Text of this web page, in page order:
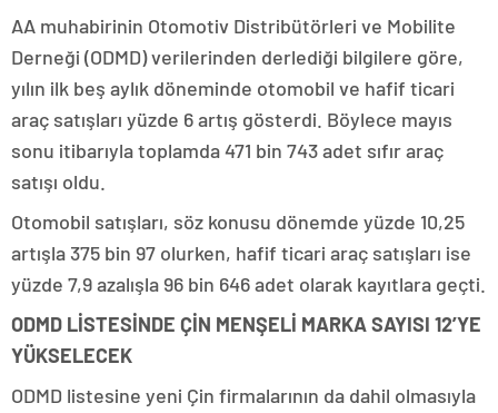
AA muhabirinin Otomotiv Distribütörleri ve Mobilite
Derneği (ODMD) verilerinden derlediği bilgilere göre,
yılın ilk beş aylık döneminde otomobil ve hafif ticari
araç satışları yüzde 6 artış gösterdi. Böylece mayıs
sonu itibarıyla toplamda 471 bin 743 adet sıfır araç
satışı oldu.
Otomobil satışları, söz konusu dönemde yüzde 10,25
artışla 375 bin 97 olurken, hafif ticari araç satışları ise
yüzde 7,9 azalışla 96 bin 646 adet olarak kayıtlara geçti.
ODMD LİSTESİNDE ÇİN MENŞELİ MARKA SAYISI 12’YE
YÜKSELECEK
ODMD listesine yeni Çin firmalarının da dahil olmasıyla